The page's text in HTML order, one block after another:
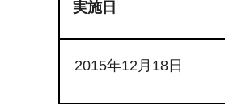
実施日
2015年12月18日